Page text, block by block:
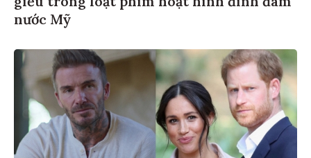
nước Mỹ